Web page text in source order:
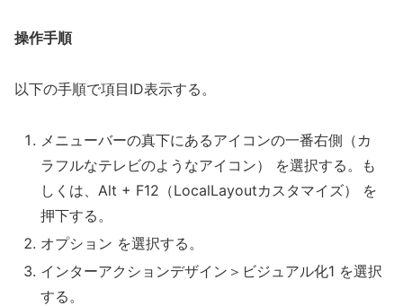
操作手順
以下の手順で項目ID表示する。
メニューバーの真下にあるアイコンの一番右側（カ
ラフルなテレビのようなアイコン） を選択する。も
しくは、Alt + F12（LocalLayoutカスタマイズ） を
押下する。
オプション を選択する。
インターアクションデザイン＞ビジュアル化1 を選択
する。